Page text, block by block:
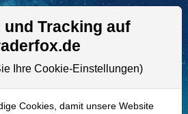
Aktien- und Artikelsuche
–AppLovin Aktie
und Tracking auf
Ihre Cookie-Einstellungen)
Cookies, damit unsere Website